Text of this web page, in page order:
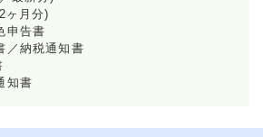
ヶ月分)
申告書
／納税通知書
知書